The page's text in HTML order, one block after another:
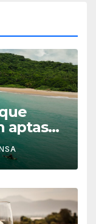
aptas